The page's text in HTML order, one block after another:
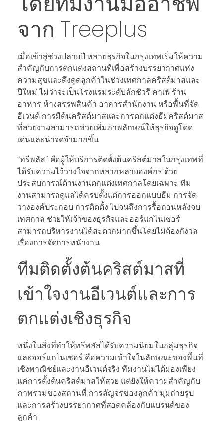
จาก Treeplus
เมื่อเข้าสู่ช่วงปลายปี หลายธุรกิจในกรุงเทพเริ่มให้ความ
สำคัญกับการตกแต่งสถานที่เพื่อสร้างบรรยากาศแห่ง
ความสุขและดึงดูดลูกค้าในช่วงเทศกาลคริสต์มาสและ
ปีใหม่ ไม่ว่าจะเป็นโรงแรมระดับลักชัวรี คาเฟ่ ร้าน
อาหาร ห้างสรรพสินค้า อาคารสำนักงาน หรือพื้นที่จัด
อีเวนต์ การมีต้นคริสต์มาสและการตกแต่งธีมคริสต์มาส
ที่สวยงามสามารถช่วยเพิ่มภาพลักษณ์ให้ธุรกิจดูโดด
เด่นและน่าจดจำมากขึ้น
“ทรีพลัส” คือผู้ให้บริการติดตั้งต้นคริสต์มาสในกรุงเทพที่
ได้รับความไว้วางใจจากหลากหลายองค์กร ด้วย
ประสบการณ์ด้านงานตกแต่งเทศกาลโดยเฉพาะ ทีม
งานสามารถดูแลได้ครบตั้งแต่การออกแบบธีม การจัด
วางองค์ประกอบ การติดตั้ง ไปจนถึงการรื้อถอนหลังจบ
เทศกาล ช่วยให้เจ้าของธุรกิจและออร์แกไนเซอร์
สามารถบริหารงานได้สะดวกมากขึ้นโดยไม่ต้องกังวล
เรื่องการจัดการหน้างาน
ทีมติดตั้งต้นคริสต์มาสที่
เข้าใจงานอีเวนต์และการ
ตกแต่งเชิงธุรกิจ
หนึ่งในสิ่งที่ทำให้ทรีพลัสได้รับความนิยมในกลุ่มธุรกิจ
และออร์แกไนเซอร์ คือความเข้าใจในลักษณะของพื้นที่
เชิงพาณิชย์และงานอีเวนต์จริง ทีมงานไม่ได้มองเพียง
แค่การตั้งต้นคริสต์มาสให้สวย แต่ยังให้ความสำคัญกับ
ภาพรวมของสถานที่ การสัญจรของลูกค้า มุมถ่ายรูป
และการสร้างบรรยากาศที่สอดคล้องกับแบรนด์ของ
ลูกค้า